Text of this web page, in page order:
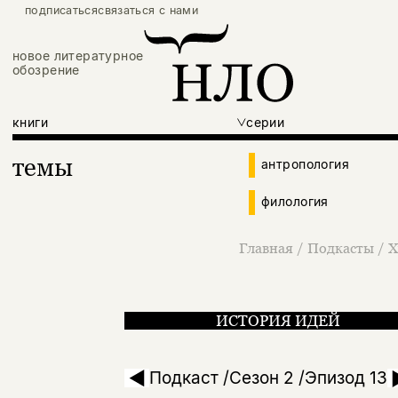
подписатьсясвязаться с нами
новое литературное
обозрение
книги серии
темы антропология
филология
Главная / Подкасты /
ИСТОРИЯ ИДЕЙ
«Оптика
Подкаст /Сезон 2 /Эпизод 13